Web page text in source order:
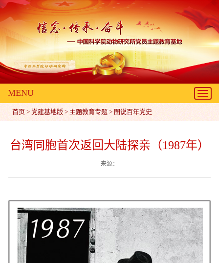
MENU
首页 > 党建基地版 > 主题教育专题 > 图说百年党史
台湾同胞首次返回大陆探亲（1987年）
来源：